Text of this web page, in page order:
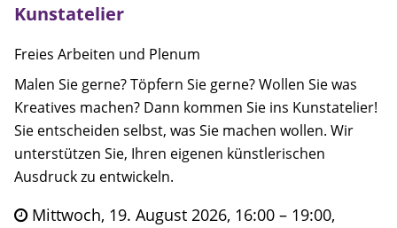
Kontakt
Kooperationsmitglieder
Suche
Kunstatelier
Freies Arbeiten und Plenum
Malen Sie gerne? Töpfern Sie gerne? Wollen Sie was
Kreatives machen? Dann kommen Sie ins Kunstatelier!
Sie entscheiden selbst, was Sie machen wollen. Wir
unterstützen Sie, Ihren eigenen künstlerischen
Ausdruck zu entwickeln.
Mittwoch, 19. August 2026, 16:00 – 19:00,